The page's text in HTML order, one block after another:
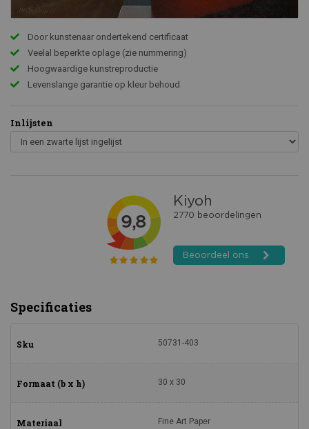
Door kunstenaar ondertekend certificaat
Veelal beperkte oplage (zie nummering)
Hoogwaardige kunstreproductie
Levenslange garantie op kleur behoud
Inlijsten
Specificaties
Sku 50731-403
Formaat (b x h) 30 x 30
Materiaal Fine Art Paper